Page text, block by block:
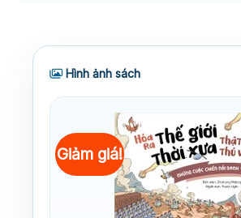
Hình ảnh sách
Giảm giá!